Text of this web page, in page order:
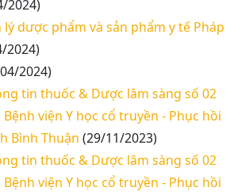
2024)
lý dược phẩm và sản phẩm y tế Pháp
2024)
2024)
tin thuốc & Dược lâm sàng số 02
Bệnh viện Y học cổ truyền - Phục hồi
Bình Thuận (29/11/2023)
tin thuốc & Dược lâm sàng số 02
Bệnh viện Y học cổ truyền - Phục hồi